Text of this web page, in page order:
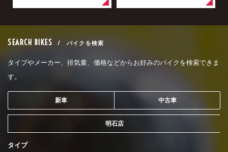
SEARCH BIKES / バイクを検索
タイプやメーカー、排気量、価格などからお好みのバイクを検索できま
す。
新車 中古車
明石店
タイプ